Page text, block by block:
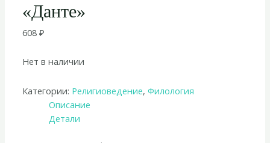
«Данте»
608₽
Нет в наличии
Категории: Религиоведение,Филология
Описание
Детали